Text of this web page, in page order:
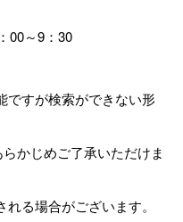
00～9：30
ですが検索ができない形
かじめご了承いただけま
る場合がございます。